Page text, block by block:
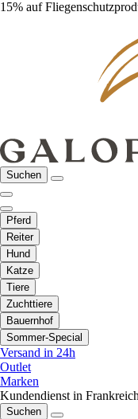
15% auf
Suchen
Pferd
Reiter
Hund
Katze
Tiere
Zuchttiere
Bauernhof
Sommer-Special
Versand in 24h
Outlet
Marken
Kundendienst in Frankreich
Suchen